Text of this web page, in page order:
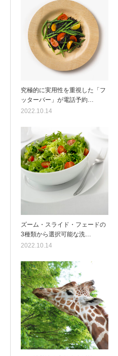
究極的に実用性を重視した「フ
ッターバー」が電話予約…
2022.10.14
ズーム・スライド・フェードの
3種類から選択可能な洗…
2022.10.14